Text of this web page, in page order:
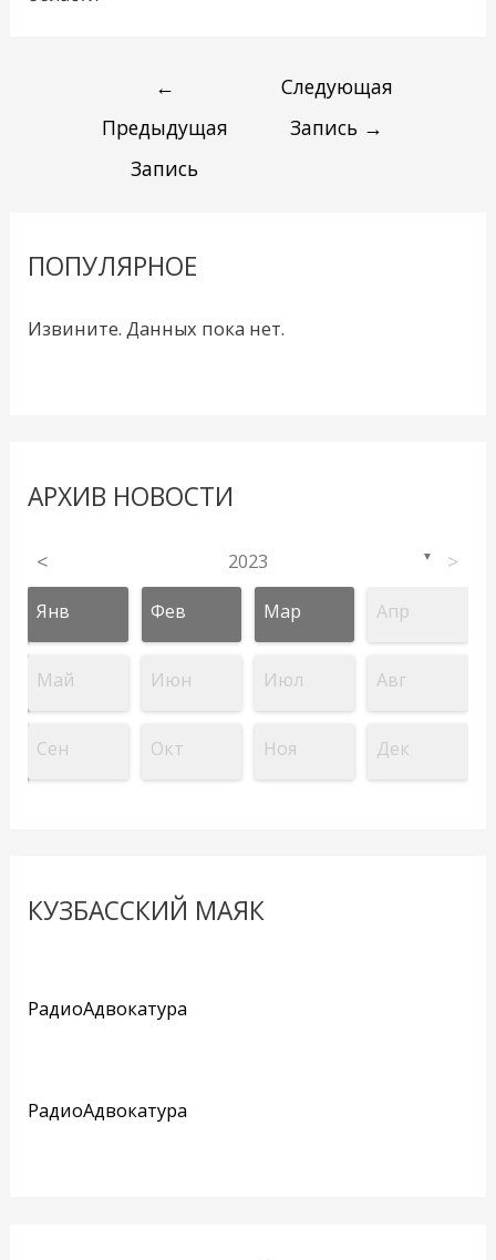
←
Предыдущая
Запись
Следующая
Запись →
ПОПУЛЯРНОЕ
Извините. Данных пока нет.
АРХИВ НОВОСТИ
< 2023 ▼ >
Янв Фев Мар Апр
Май Июн Июл Авг
Сен Окт Ноя Дек
КУЗБАССКИЙ МАЯК
РадиоАдвокатура
РадиоАдвокатура